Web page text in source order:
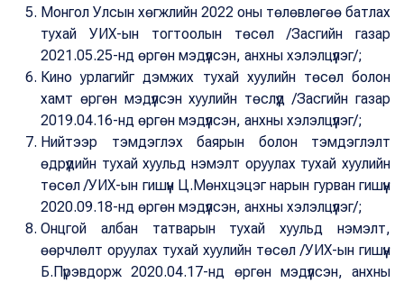
Монгол Улсын хөгжлийн 2022 оны төлөвлөгөө батлах
тухай УИХ-ын тогтоолын төсөл /Засгийн газар
2021.05.25-нд өргөн мэдүүлсэн, анхны хэлэлцүүлэг/;
Кино урлагийг дэмжих тухай хуулийн төсөл болон
хамт өргөн мэдүүлсэн хуулийн төслүүд /Засгийн газар
2019.04.16-нд өргөн мэдүүлсэн, анхны хэлэлцүүлэг/;
Нийтээр тэмдэглэх баярын болон тэмдэглэлт
өдрүүдийн тухай хуульд нэмэлт оруулах тухай хуулийн
төсөл /УИХ-ын гишүүн Ц.Мөнхцэцэг нарын гурван гишүүн
2020.09.18-нд өргөн мэдүүлсэн, анхны хэлэлцүүлэг/;
Онцгой албан татварын тухай хуульд нэмэлт,
өөрчлөлт оруулах тухай хуулийн төсөл /УИХ-ын гишүүн
Б.Пүрэвдорж 2020.04.17-нд өргөн мэдүүлсэн, анхны